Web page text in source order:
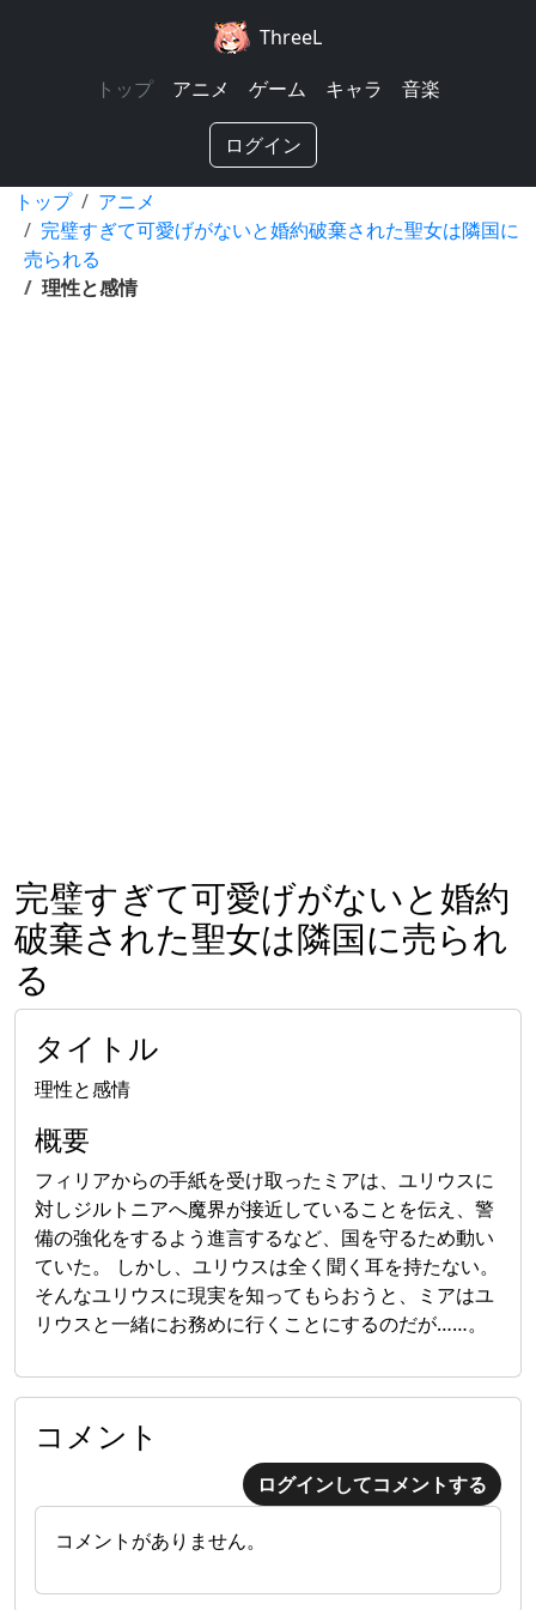
ThreeL
トップ
アニメ ゲーム キャラ 音楽
ログイン
トップ
アニメ
完璧すぎて可愛げがないと婚約破棄された聖女は隣国に
売られる
理性と感情
完璧すぎて可愛げがないと婚約
破棄された聖女は隣国に売られ
る
タイトル
理性と感情
概要
フィリアからの手紙を受け取ったミアは、ユリウスに
対しジルトニアへ魔界が接近していることを伝え、警
備の強化をするよう進言するなど、国を守るため動い
ていた。 しかし、ユリウスは全く聞く耳を持たない。
そんなユリウスに現実を知ってもらおうと、ミアはユ
リウスと一緒にお務めに行くことにするのだが……。
コメント
ログインしてコメントする
コメントがありません。